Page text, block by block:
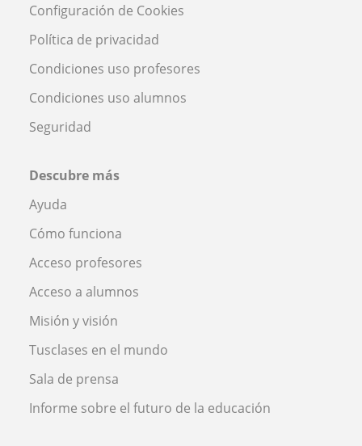
Configuración de Cookies
Política de privacidad
Condiciones uso profesores
Condiciones uso alumnos
Seguridad
Descubre más
Ayuda
Cómo funciona
Acceso profesores
Acceso a alumnos
Misión y visión
Tusclases en el mundo
Sala de prensa
Informe sobre el futuro de la educación